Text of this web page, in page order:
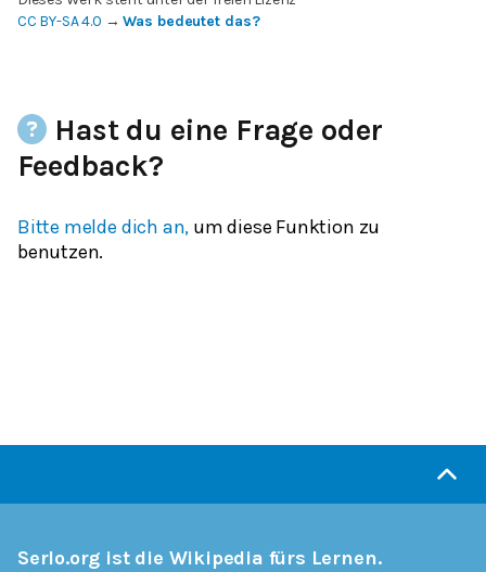
CC BY-SA 4.0 →Was bedeutet das?
Hast du eine Frage oder
Feedback?
Bitte melde dich an, um diese Funktion zu
benutzen.
Serlo.org ist die Wikipedia fürs Lernen.